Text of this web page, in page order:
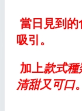
當日見到的
吸引。
加上款式
清甜又可口。